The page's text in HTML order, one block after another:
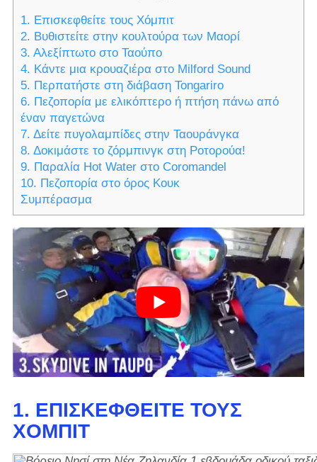
1. Επισκεφθείτε τους Χόμπιτ
2. Βυθιστείτε στην κουλτούρα των Μαορί
3. Αλεξίπτωτο στο Ταούπο
4. Κάντε μια κρουαζιέρα στο Milford Sound
5. Περπατήστε στη διάβαση Tongariro
6. Πεζοπορία με ελικόπτερο ή πτήση πάνω από
έναν παγετώνα
7. Δείτε πυγολαμπίδες στην Ταουράνγκα
8. Δοκιμάστε το ζόρμπινγκ στη Ροτορούα!
9. Παραλία Hot Water στο Coromandel
10. Πεζοπορία στο όρος Κουκ
Συμπέρασμα
1. ΕΠΙΣΚΕΦΘΕΊΤΕ ΤΟΥΣ
ΧΌΜΠΙΤ